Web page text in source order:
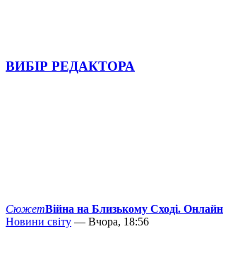
ВИБІР РЕДАКТОРА
СюжетВійна на Близькому Сході. Онлайн
Новини світу — Вчора, 18:56